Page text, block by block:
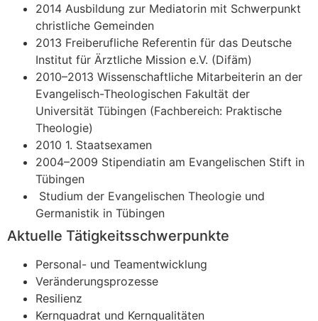
2014 Ausbildung zur Mediatorin mit Schwerpunkt
christliche Gemeinden
2013 Freiberufliche Referentin für das Deutsche
Institut für Ärztliche Mission e.V. (Difäm)
2010–2013 Wissenschaftliche Mitarbeiterin an der
Evangelisch-Theologischen Fakultät der
Universität Tübingen (Fachbereich: Praktische
Theologie)
2010 1. Staatsexamen
2004–2009 Stipendiatin am Evangelischen Stift in
Tübingen
Studium der Evangelischen Theologie und
Germanistik in Tübingen
Aktuelle Tätigkeitsschwerpunkte
Personal- und Teamentwicklung
Veränderungsprozesse
Resilienz
Kernquadrat und Kernqualitäten